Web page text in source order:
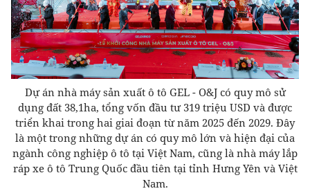
Dự án nhà máy sản xuất ô tô GEL - O&J có quy mô sử
dụng đất 38,1ha, tổng vốn đầu tư 319 triệu USD và được
triển khai trong hai giai đoạn từ năm 2025 đến 2029. Đây
là một trong những dự án có quy mô lớn và hiện đại của
ngành công nghiệp ô tô tại Việt Nam, cũng là nhà máy lắp
ráp xe ô tô Trung Quốc đầu tiên tại tỉnh Hưng Yên và Việt
Nam.